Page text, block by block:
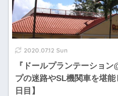
2020.07.12 Sun
『ドールプランテーショ
プの迷路やSL機関車を堪
日目】